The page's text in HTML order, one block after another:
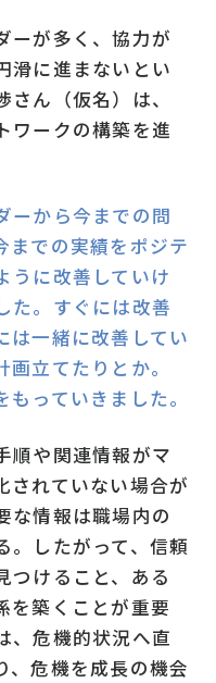
ーが多く、協力が
滑に進まないとい
ん（仮名）は、
ワークの構築を進
ーから今までの問
までの実績をポジテ
うに改善していけ
た。すぐには改善
は一緒に改善してい
立てたりとか。
っていきました。
順や関連情報がマ
されていない場合が
な情報は職場内の
。したがって、信頼
つけること、ある
を築くことが重要
、危機的状況へ直
、危機を成長の機会